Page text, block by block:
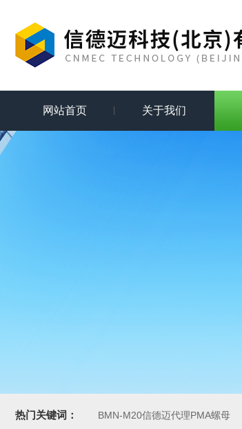
网站首页 关于我们
热门关键词： BMN-M20信德迈代理PMA螺母